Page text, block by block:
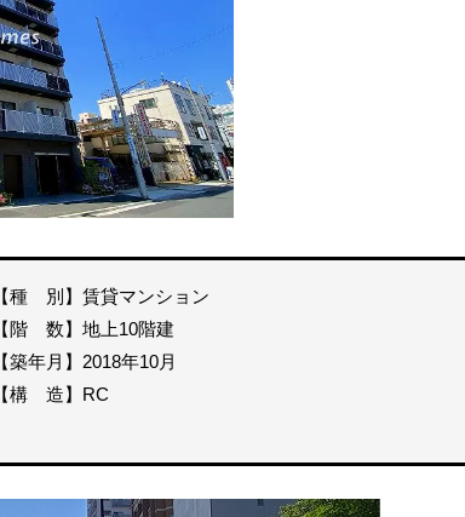
【種 別】賃貸マンション
【階 数】地上10階建
【築年月】2018年10月
【構 造】RC